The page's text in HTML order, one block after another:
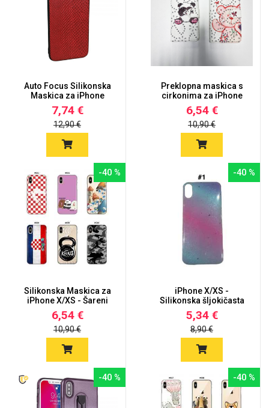
Auto Focus Silikonska
Maskica za iPhone
X/XS
7,74 €
12,90 €
Preklopna maskica s
cirkonima za iPhone
X/XS -...
6,54 €
10,90 €
-40 %
Silikonska Maskica za
iPhone X/XS - Šareni
mot...
6,54 €
10,90 €
-40 %
iPhone X/XS -
Silikonska šljokičasta
poluprozi...
5,34 €
8,90 €
-40 % -40 %